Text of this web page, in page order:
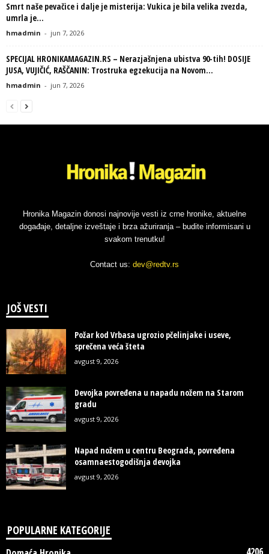
Smrt naše pevačice i dalje je misterija: Vukica je bila velika zvezda,
umrla je...
hmadmin - jun 7, 2026
SPECIJAL HRONIKAMAGAZIN.RS – Nerazjašnjena ubistva 90-tih! DOSIJE
JUSA, VUJIČIĆ, RAŠČANIN: Trostruka egzekucija na Novom...
hmadmin - jun 7, 2026
Hronika Magazin donosi najnovije vesti iz crne hronike, aktuelne
događaje, detaljne izveštaje i brza ažuriranja – budite informisani u
svakom trenutku!
Contact us: dev@redtv.rs
JOŠ VESTI
Požar kod Vrbasa ugrozio pčelinjake i useve,
sprečena veća šteta
avgust 9, 2026
Devojka povređena u napadu nožem na Starom
gradu
avgust 9, 2026
Napad nožem u centru Beograda, povređena
osamnaestogodišnja devojka
avgust 9, 2026
POPULARNE KATEGORIJE